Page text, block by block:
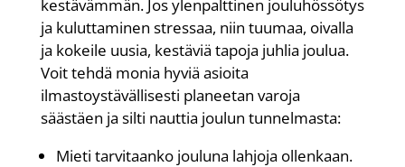
kestävämmän. Jos ylenpalttinen jouluhössötys
ja kuluttaminen stressaa, niin tuumaa, oivalla
ja kokeile uusia, kestäviä tapoja juhlia joulua.
Voit tehdä monia hyviä asioita
ilmastoystävällisesti planeetan varoja
säästäen ja silti nauttia joulun tunnelmasta:
Mieti tarvitaanko jouluna lahjoja ollenkaan.